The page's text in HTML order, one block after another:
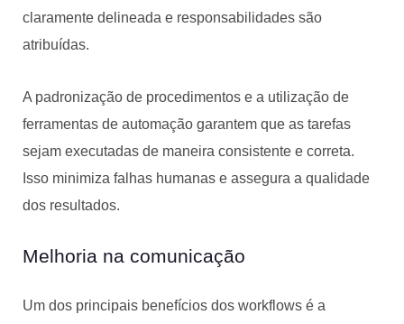
claramente delineada e responsabilidades são
atribuídas.
A padronização de procedimentos e a utilização de
ferramentas de automação garantem que as tarefas
sejam executadas de maneira consistente e correta.
Isso minimiza falhas humanas e assegura a qualidade
dos resultados.
Melhoria na comunicação
Um dos principais benefícios dos workflows é a